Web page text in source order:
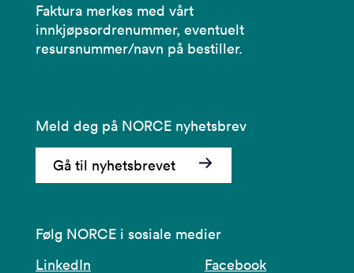
Faktura merkes med vårt
innkjøpsordrenummer, eventuelt
resursnummer/navn på bestiller.
Meld deg på NORCE nyhetsbrev
Gå til nyhetsbrevet
Følg NORCE i sosiale medier
LinkedIn
Facebook